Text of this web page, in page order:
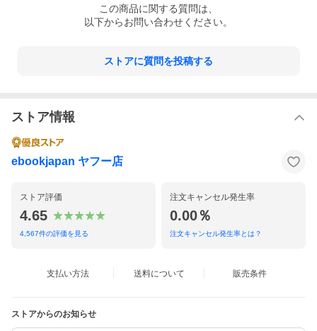
この商品に関する質問は、
以下からお問い合わせください。
ストアに質問を投稿する
ストア情報
ebookjapan ヤフー店
ストア評価
4.65
4,567件の評価を見る
注文キャンセル発生率
0.00％
注文キャンセル発生率とは？
支払い方法 送料について 販売条件
ストアからのお知らせ